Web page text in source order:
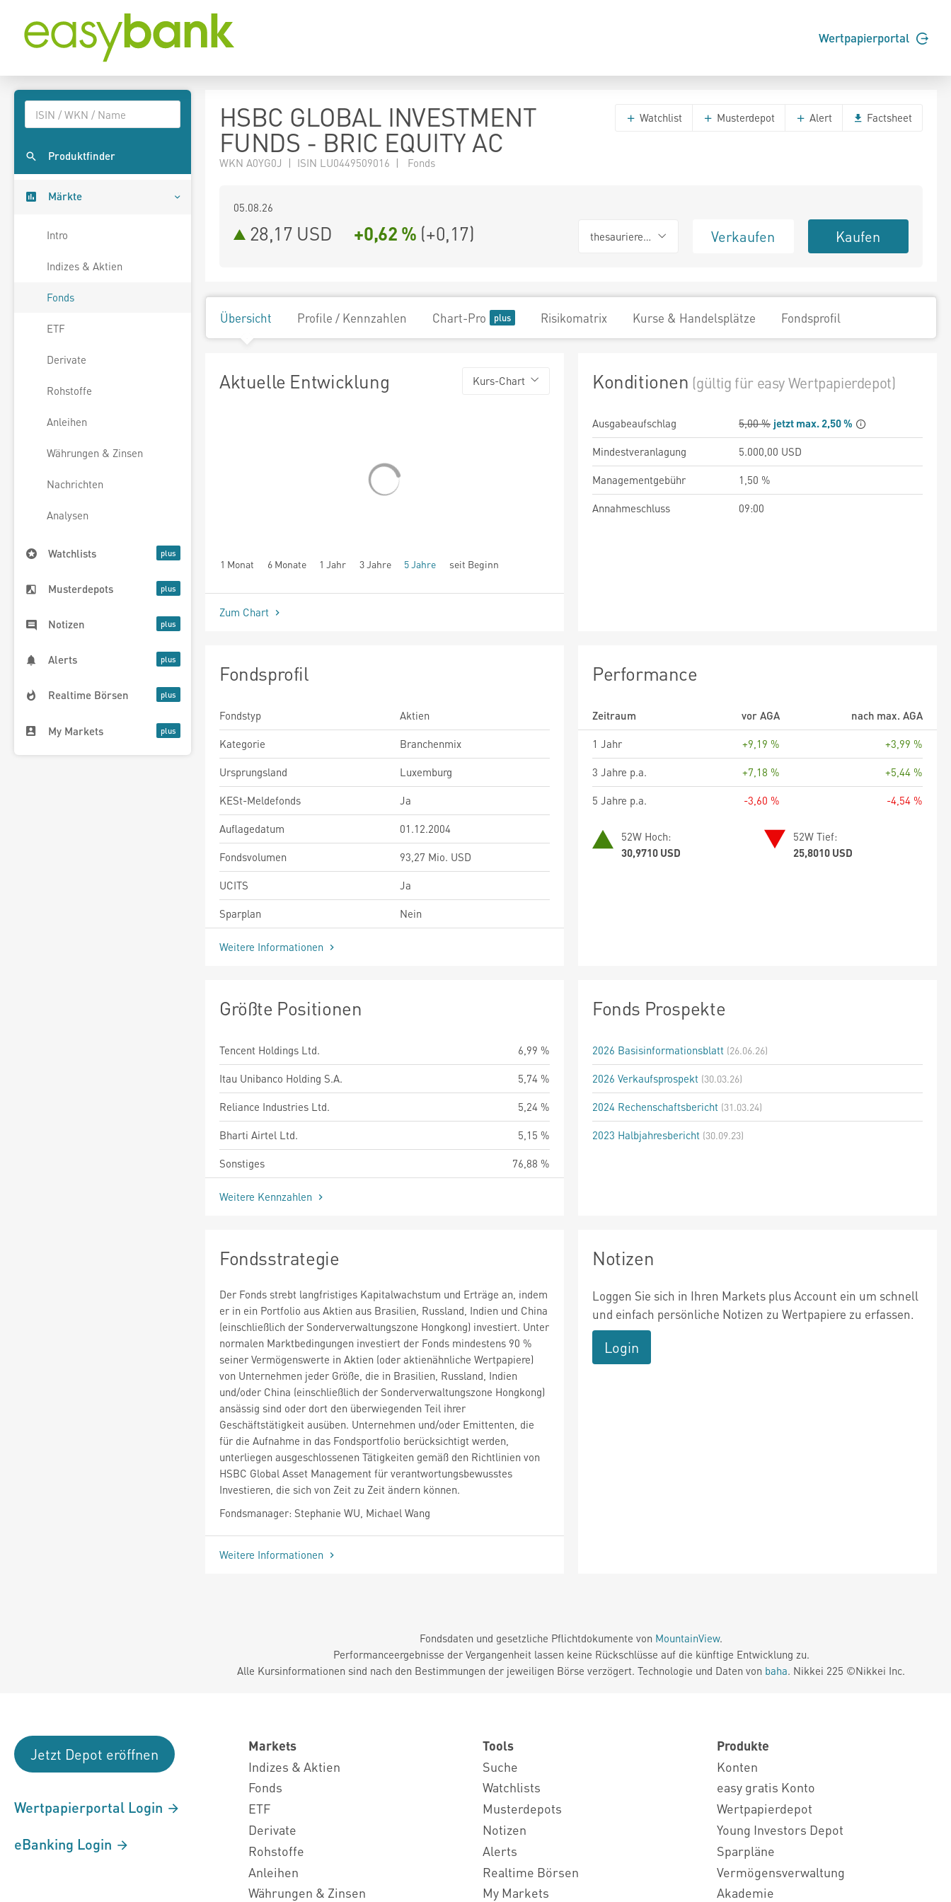
Wertpapierportal
Produktfinder
Märkte
Intro
Indizes & Aktien
Fonds
ETF
Derivate
Rohstoffe
Anleihen
Währungen & Zinsen
Nachrichten
Analysen
Watchlists
Musterdepots
Notizen
Alerts
Realtime Börsen
My Markets
HSBC GLOBAL INVESTMENT
FUNDS - BRIC EQUITY AC
WKN A0YG0J | ISIN LU0449509016 | Fonds
Watchlist Musterdepot Alert Factsheet
05.08.26
28,17 USD +0,62 % (+0,17) thesaurierend Verkaufen Kaufen
Übersicht Profile / Kennzahlen Chart-Pro Risikomatrix Kurse & Handelsplätze Fondsprofil
Aktuelle Entwicklung Kurs-Chart
1 Monat 6 Monate 1 Jahr 3 Jahre 5 Jahre seit Beginn
Zum Chart
Konditionen (gültig für easy Wertpapierdepot)
Ausgabeaufschlag 5,00 % jetzt max. 2,50 %
Mindestveranlagung
5.000,00 USD
Managementgebühr
1,50 %
Annahmeschluss
09:00
Fondsprofil
Fondstyp
Aktien
Kategorie
Branchenmix
Ursprungsland
Luxemburg
KESt-Meldefonds
Ja
Auflagedatum
01.12.2004
Fondsvolumen
93,27 Mio. USD
UCITS
Ja
Sparplan
Nein
Weitere Informationen
Performance
Zeitraum vor AGA
nach max. AGA
1 Jahr
+9,19 %
+3,99 %
3 Jahre p.a.
+7,18 %
+5,44 %
5 Jahre p.a.
-3,60 % -4,54 %
52W Hoch:
30,9710 USD
52W Tief:
25,8010 USD
Größte Positionen
Tencent Holdings Ltd.
6,99 %
Itau Unibanco Holding S.A.
5,74 %
Reliance Industries Ltd.
5,24 %
Bharti Airtel Ltd.
5,15 %
Sonstiges
76,88 %
Weitere Kennzahlen
Fonds Prospekte
2026 Basisinformationsblatt (26.06.26)
2026 Verkaufsprospekt (30.03.26)
2024 Rechenschaftsbericht (31.03.24)
2023 Halbjahresbericht (30.09.23)
Fondsstrategie
Der Fonds strebt langfristiges Kapitalwachstum und Erträge an, indem
er in ein Portfolio aus Aktien aus Brasilien, Russland, Indien und China
(einschließlich der Sonderverwaltungszone Hongkong) investiert. Unter
normalen Marktbedingungen investiert der Fonds mindestens 90 %
seiner Vermögenswerte in Aktien (oder aktienähnliche Wertpapiere)
von Unternehmen jeder Größe, die in Brasilien, Russland, Indien
und/oder China (einschließlich der Sonderverwaltungszone Hongkong)
ansässig sind oder dort den überwiegenden Teil ihrer
Geschäftstätigkeit ausüben. Unternehmen und/oder Emittenten, die
für die Aufnahme in das Fondsportfolio berücksichtigt werden,
unterliegen ausgeschlossenen Tätigkeiten gemäß den Richtlinien von
HSBC Global Asset Management für verantwortungsbewusstes
Investieren, die sich von Zeit zu Zeit ändern können.
Fondsmanager: Stephanie WU, Michael Wang
Weitere Informationen
Notizen
Loggen Sie sich in Ihren Markets plus Account ein um schnell
und einfach persönliche Notizen zu Wertpapiere zu erfassen.
Login
Fondsdaten und gesetzliche Pflichtdokumente von MountainView.
Performanceergebnisse der Vergangenheit lassen keine Rückschlüsse auf die künftige Entwicklung zu.
Alle Kursinformationen sind nach den Bestimmungen der jeweiligen Börse verzögert. Technologie und Daten von baha. Nikkei 225 ©Nikkei Inc.
Jetzt Depot eröffnen
Wertpapierportal Login
eBanking Login
Markets
Indizes & Aktien
Fonds
ETF
Derivate
Rohstoffe
Anleihen
Währungen & Zinsen
Tools
Suche
Watchlists
Musterdepots
Notizen
Alerts
Realtime Börsen
My Markets
Produkte
Konten
easy gratis Konto
Wertpapierdepot
Young Investors Depot
Sparpläne
Vermögensverwaltung
Akademie